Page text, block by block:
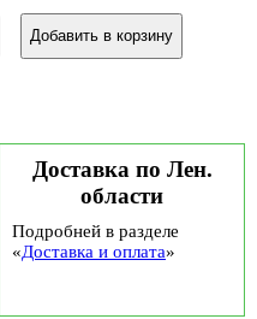
Добавить в корзину
Доставка по Лен.
области
Подробней в разделе
«Доставка и оплата»